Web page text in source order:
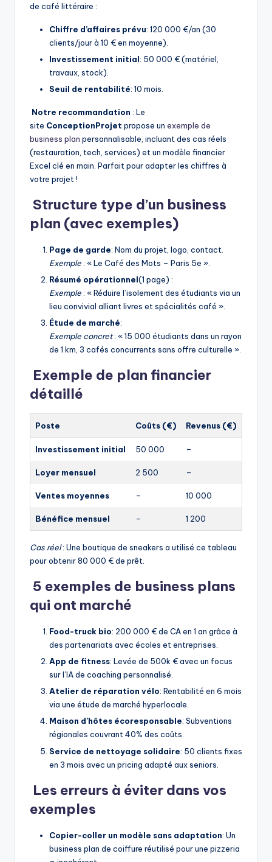
de café littéraire :
Chiffre d’affaires prévu: 120 000 €/an (30
clients/jour à 10 € en moyenne).
Investissement initial: 50 000 € (matériel,
travaux, stock).
Seuil de rentabilité: 10 mois.
Notre recommandation : Le
site ConceptionProjet propose un exemple de
business plan personnalisable, incluant des cas réels
(restauration, tech, services) et un modèle financier
Excel clé en main. Parfait pour adapter les chiffres à
votre projet !
Structure type d’un business
plan (avec exemples)
Page de garde: Nom du projet, logo, contact.
Exemple : « Le Café des Mots – Paris 5e ».
Résumé opérationnel(1 page) :
Exemple : « Réduire l’isolement des étudiants via un
lieu convivial alliant livres et spécialités café ».
Étude de marché:
Exemple concret: « 15 000 étudiants dans un rayon
de 1 km, 3 cafés concurrents sans offre culturelle ».
Exemple de plan financier
détaillé
Poste Coûts (€) Revenus (€)
Investissement initial 50 000 –
Loyer mensuel 2 500 –
Ventes moyennes – 10 000
Bénéfice mensuel – 1 200
Cas réel: Une boutique de sneakers a utilisé ce tableau
pour obtenir 80 000 € de prêt.
5 exemples de business plans
qui ont marché
Food-truck bio: 200 000 € de CA en 1 an grâce à
des partenariats avec écoles et entreprises.
App de fitness: Levée de 500k € avec un focus
sur l’IA de coaching personnalisé.
Atelier de réparation vélo: Rentabilité en 6 mois
via une étude de marché hyperlocale.
Maison d’hôtes écoresponsable: Subventions
régionales couvrant 40% des coûts.
Service de nettoyage solidaire: 50 clients fixes
en 3 mois avec un pricing adapté aux seniors.
Les erreurs à éviter dans vos
exemples
Copier-coller un modèle sans adaptation: Un
business plan de coiffure réutilisé pour une pizzeria